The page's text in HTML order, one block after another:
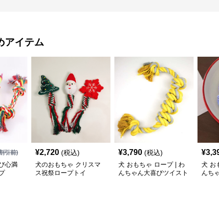
アイテム
引前)
心満
¥2,720 (税込)
犬のおもちゃ クリスマ
ス祝祭ロープトイ
¥3,790 (税込)
犬 おもちゃ ロープ | わ
んちゃん大喜びツイスト
¥
犬 お
んち